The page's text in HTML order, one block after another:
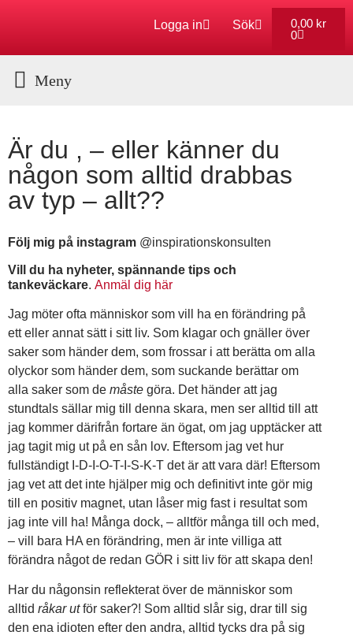
Logga in Sök 0,00 kr
0
Är du , – eller känner du
någon som alltid drabbas
av typ – allt??
Följ mig på instagram @inspirationskonsulten
Vill du ha nyheter, spännande tips och
tankeväckare. Anmäl dig här
Jag möter ofta människor som vill ha en förändring på
ett eller annat sätt i sitt liv. Som klagar och gnäller över
saker som händer dem, som frossar i att berätta om alla
olyckor som händer dem, som suckande berättar om
alla saker som de måste göra. Det händer att jag
stundtals sällar mig till denna skara, men ser alltid till att
jag kommer därifrån fortare än ögat, om jag upptäcker att
jag tagit mig ut på en sån lov. Eftersom jag vet hur
fullständigt I-D-I-O-T-I-S-K-T det är att vara där! Eftersom
jag vet att det inte hjälper mig och definitivt inte gör mig
till en positiv magnet, utan låser mig fast i resultat som
jag inte vill ha! Många dock, – alltför många till och med,
– vill bara HA en förändring, men är inte villiga att
förändra något de redan GÖR i sitt liv för att skapa den!
Har du någonsin reflekterat över de människor som
alltid råkar utför saker?! Som alltid slår sig, drar till sig
den ena idioten efter den andra, alltid tycks dra på sig